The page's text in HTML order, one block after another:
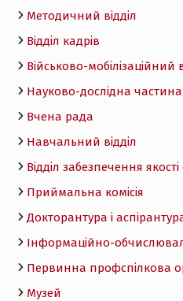
Методичний відділ
Відділ кадрів
Військово-мобілізаційний
Науково-дослідна частина
Вчена рада
Навчальний відділ
Відділ забезпечення якості
Приймальна комісія
Докторантура і
Інформаційно-
Первинна профспілкова
Музей